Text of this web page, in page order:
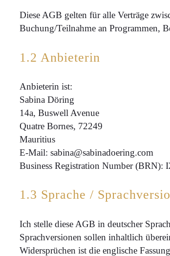
Diese AGB gelten für alle Verträge
Buchung/Teilnahme an Programmen,
1.2 Anbieterin
Anbieterin ist:
Sabina Döring
14a, Buswell Avenue
Quatre Bornes, 72249
Mauritius
E-Mail: sabina@sabinadoering.com
Business Registration Number (BRN):
1.3 Sprache /
Ich stelle diese AGB in deutscher
Sprachversionen sollen inhaltlich
Widersprüchen ist die englische